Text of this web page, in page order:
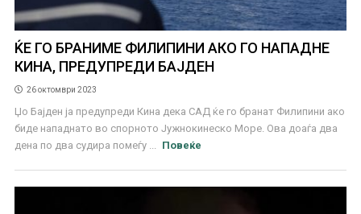
ЌЕ ГО БРАНИМЕ ФИЛИПИНИ АКО ГО НАПАДНЕ
КИНА, ПРЕДУПРЕДИ БАЈДЕН
26 октомври 2023
Џо Бајден ја предупреди Кина дека САД ќе го бранат Филипини ако
биде нападнато во спорното Јужнокинеско Море. Ова доаѓа два
дена по два судира помеѓу ...
Повеќе